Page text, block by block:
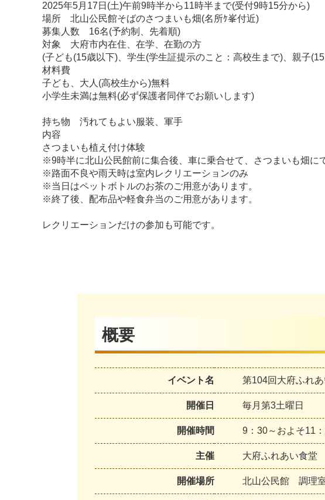
2025年5月17日(土)午前9時半から11時半まで(受付9時15分から)
場所 北山公民館そばのさつまいも畑(名所ｹ峯付近)
募集人数 16名(予約制、先着順)
対象 大府市内在住、在学、在勤の方
(子ども(15歳以下)、学生(学生証提示のこと：高校生まで)、親子
材料費
子ども、大人(高校生から)無料
小学生未満は無料(必ず保護者同伴でお願いします)
持ち物 汚れてもよい服装、軍手
内容
さつまいも植え付け体験
※9時半に北山公民館前に集合後、車に乗合せて、さつまいも畑に
※路面不良や雨天時は室内レクリエーションのみ
※当日はペットボトルのお茶のご用意があります。
※終了後、配布品や軽食弁当のご用意があります。
レクリエーションだけの参加も可能です。
概要
イベント名 第104回大府ふれ
開催日 毎月第3土曜日
開催時間 9：30～およそ11
主催 大府ふれあい食堂
開催場所 北山公民館 調理